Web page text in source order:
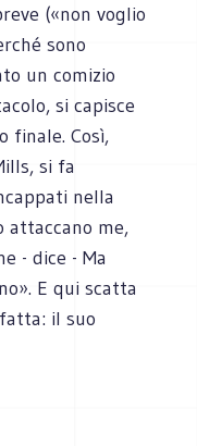
(«non voglio
sono
un comizio
si capisce
finale. Così,
si fa
nella
attaccano me,
- dice - Ma
E qui scatta
il suo